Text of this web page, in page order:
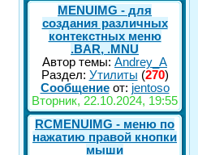
MENUIMG - для
создания различных
контекстных меню
.BAR, .MNU
Автор темы: Andrey_A
Раздел: Утилиты (270)
Сообщениеот: jentoso
Вторник, 22.10.2024, 19:55
RCMENUIMG - меню по
нажатию правой кнопки
мыши